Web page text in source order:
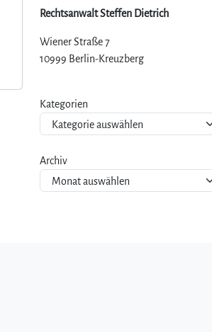
Rechtsanwalt Steffen Dietrich
Wiener Straße 7
10999 Berlin-Kreuzberg
Kategorien
Archiv